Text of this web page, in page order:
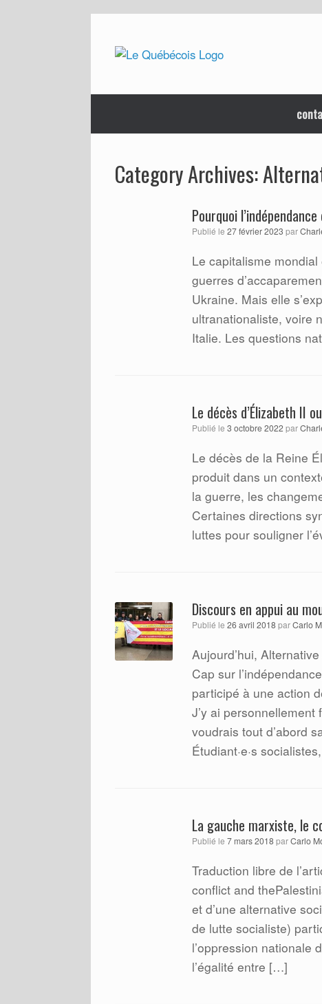
content
Category Archives:
Pourquoi
Publié le27 février 2023 par
Le capitalisme
guerres
Ukraine. Mais elle
ultranationaliste, voire
Italie. Les questions
Le décès d’Élizabeth II
Publié le3 octobre 2022 par
Le décès de la Reine
produit dans un
la guerre, les
Certaines directions
luttes pour souligner
Discours en appui au
Publié le26 avril 2018 parCarlo
Aujourd’hui,
Cap sur
participé à une action
J’y ai
voudrais tout d’abord
Étudiant·e·s
La gauche marxiste, le
Publié le7 mars 2018 parCarlo
Traduction libre de
conflict and
et d’une alternative
de lutte socialiste)
l’oppression nationale
l’égalité entre […]